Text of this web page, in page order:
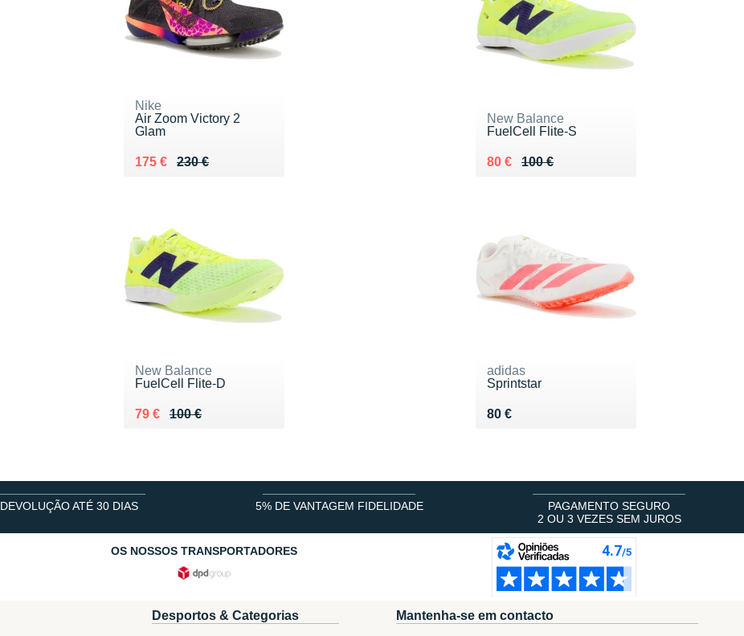
Nike
Air Zoom Victory 2
Glam
230 €
Au lieu de 230 €
175 €
Vendu 175 €
New Balance
FuelCell Flite-S
100 €
Au lieu de 100 €
80 €
Vendu 80 €
New Balance
FuelCell Flite-D
100 €
Au lieu de 100 €
79 €
Vendu 79 €
adidas
Sprintstar
80 €
Vendu 80 €
DEVOLUÇÃO ATÉ 30 DIAS 5% DE VANTAGEM FIDELIDADE
PAGAMENTO SEGURO
2 OU 3 VEZES SEM JUROS
OS NOSSOS TRANSPORTADORES
Desportos & Categorias Mantenha-se em contacto